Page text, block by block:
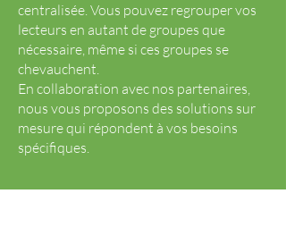
centralisée. Vous pouvez regrouper vos
lecteurs en autant de groupes que
nécessaire, même si ces groupes se
chevauchent.
En collaboration avec nos partenaires,
nous vous proposons des solutions sur
mesure qui répondent à vos besoins
spécifiques.